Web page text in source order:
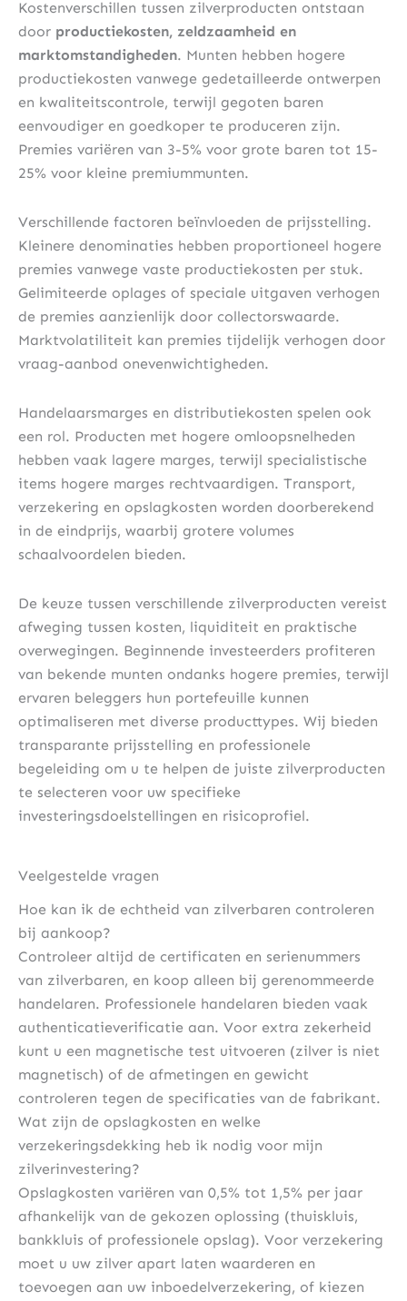
Kostenverschillen tussen zilverproducten ontstaan
door productiekosten, zeldzaamheid en
marktomstandigheden. Munten hebben hogere
productiekosten vanwege gedetailleerde ontwerpen
en kwaliteitscontrole, terwijl gegoten baren
eenvoudiger en goedkoper te produceren zijn.
Premies variëren van 3-5% voor grote baren tot 15-
25% voor kleine premiummunten.
Verschillende factoren beïnvloeden de prijsstelling.
Kleinere denominaties hebben proportioneel hogere
premies vanwege vaste productiekosten per stuk.
Gelimiteerde oplages of speciale uitgaven verhogen
de premies aanzienlijk door collectorswaarde.
Marktvolatiliteit kan premies tijdelijk verhogen door
vraag-aanbod onevenwichtigheden.
Handelaarsmarges en distributiekosten spelen ook
een rol. Producten met hogere omloopsnelheden
hebben vaak lagere marges, terwijl specialistische
items hogere marges rechtvaardigen. Transport,
verzekering en opslagkosten worden doorberekend
in de eindprijs, waarbij grotere volumes
schaalvoordelen bieden.
De keuze tussen verschillende zilverproducten vereist
afweging tussen kosten, liquiditeit en praktische
overwegingen. Beginnende investeerders profiteren
van bekende munten ondanks hogere premies, terwijl
ervaren beleggers hun portefeuille kunnen
optimaliseren met diverse producttypes. Wij bieden
transparante prijsstelling en professionele
begeleiding om u te helpen de juiste zilverproducten
te selecteren voor uw specifieke
investeringsdoelstellingen en risicoprofiel.
Veelgestelde vragen
Hoe kan ik de echtheid van zilverbaren controleren
bij aankoop?
Controleer altijd de certificaten en serienummers
van zilverbaren, en koop alleen bij gerenommeerde
handelaren. Professionele handelaren bieden vaak
authenticatieverificatie aan. Voor extra zekerheid
kunt u een magnetische test uitvoeren (zilver is niet
magnetisch) of de afmetingen en gewicht
controleren tegen de specificaties van de fabrikant.
Wat zijn de opslagkosten en welke
verzekeringsdekking heb ik nodig voor mijn
zilverinvestering?
Opslagkosten variëren van 0,5% tot 1,5% per jaar
afhankelijk van de gekozen oplossing (thuiskluis,
bankkluis of professionele opslag). Voor verzekering
moet u uw zilver apart laten waarderen en
toevoegen aan uw inboedelverzekering, of kiezen